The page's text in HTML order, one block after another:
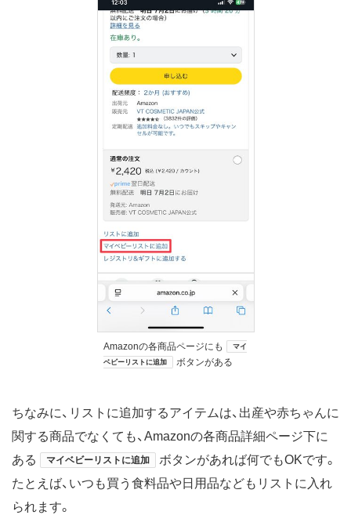
Amazonの各商品ページにも
マイ
ベビーリストに追加
ボタンがある
ちなみに、リストに追加するアイテムは、出産や赤ちゃんに
関する商品でなくても、Amazonの各商品詳細ページ下に
ある
マイベビーリストに追加
ボタンがあれば何でもOKです。
たとえば、いつも買う食料品や日用品などもリストに入れ
られます。